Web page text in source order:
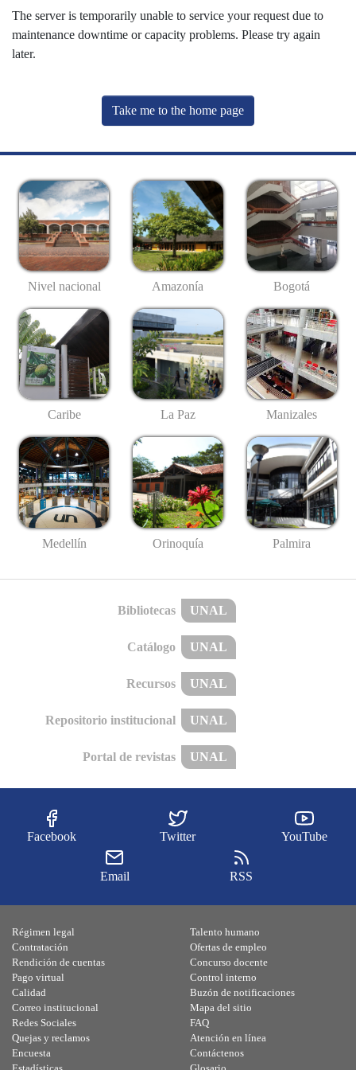
The server is temporarily unable to service your request due to
maintenance downtime or capacity problems. Please try again
later.
Take me to the home page
Nivel nacional Amazonía Bogotá
Caribe La Paz Manizales
Medellín Orinoquía Palmira
Bibliotecas UNAL
Catálogo UNAL
Recursos UNAL
Repositorio institucional UNAL
Portal de revistas UNAL
Facebook Twitter YouTube
Email RSS
Régimen legal
Contratación
Rendición de cuentas
Pago virtual
Calidad
Talento humano
Ofertas de empleo
Concurso docente
Control interno
Buzón de notificaciones
Correo institucional
Redes Sociales
Quejas y reclamos
Encuesta
Mapa del sitio
FAQ
Atención en línea
Contáctenos